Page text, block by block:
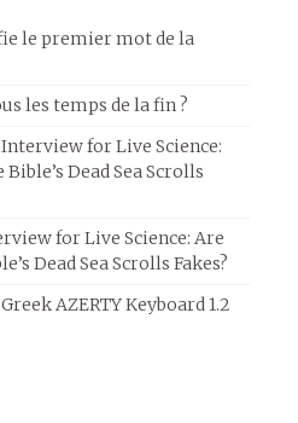
le premier mot de la
les temps de la fin ?
Interview for Live Science:
Dead Sea Scrolls
for Live Science: Are
Dead Sea Scrolls Fakes?
Greek AZERTY Keyboard 1.2